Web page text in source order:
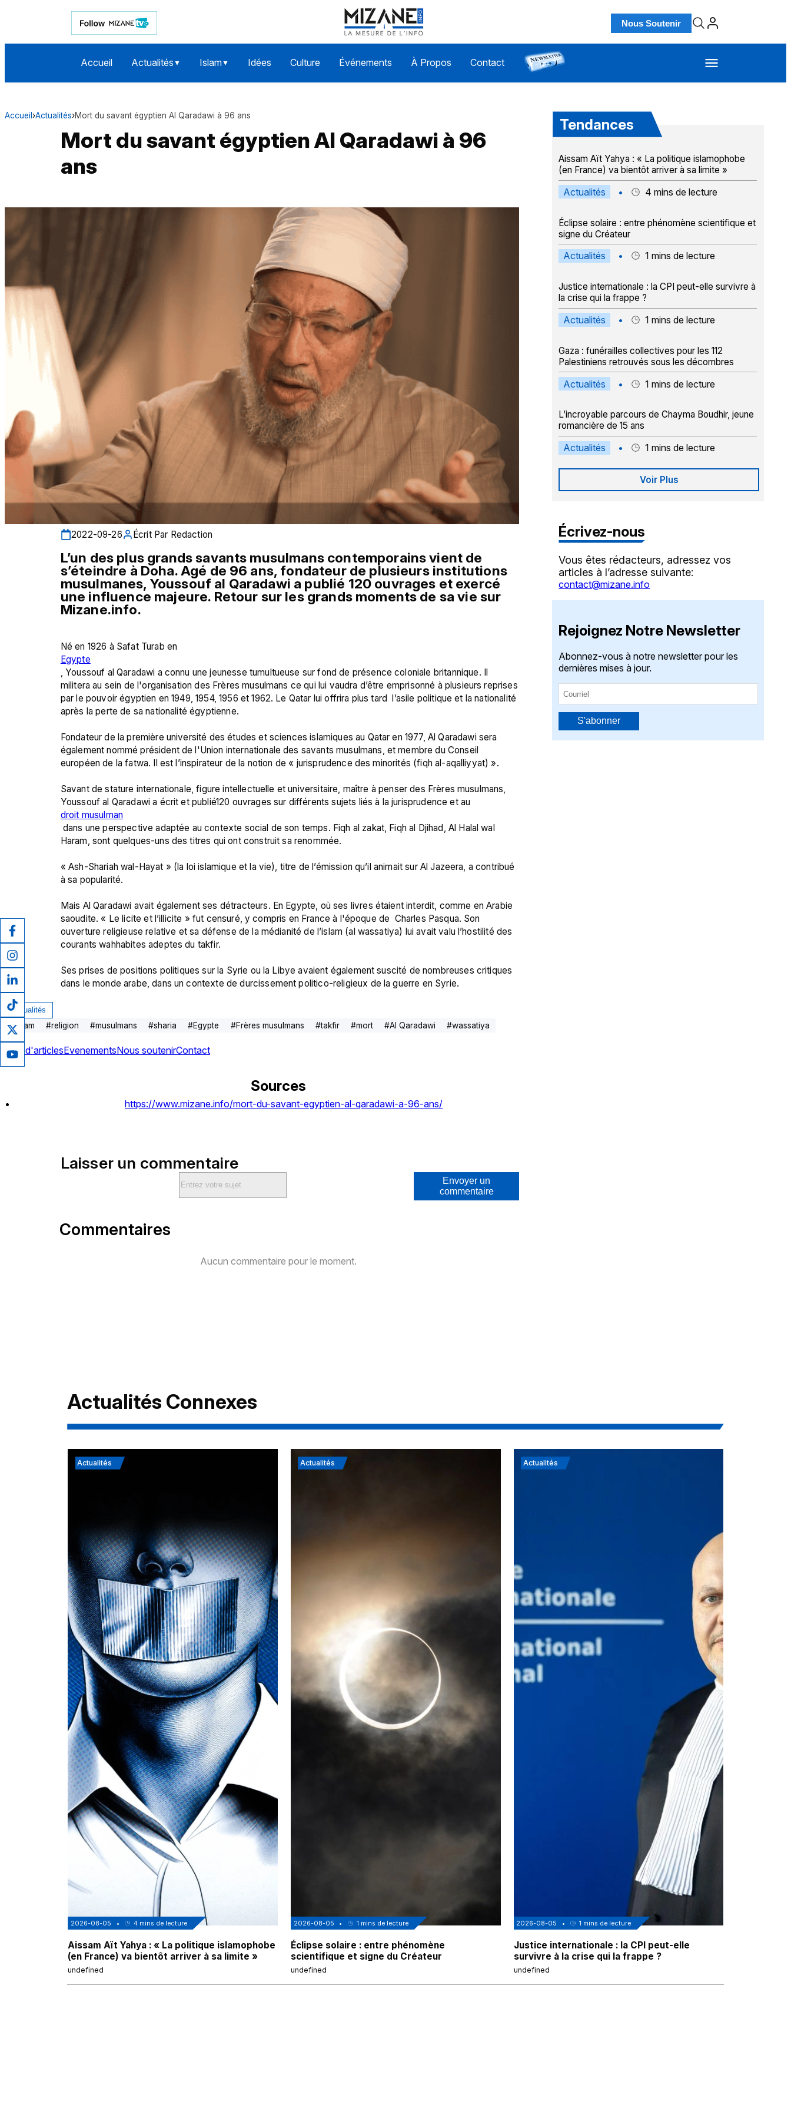
Nous Soutenir
Accueil Actualités ▼ Islam▼ Idées Culture Événements À Propos Contact
Accueil ›Actualités›Mort du savant égyptien Al Qaradawi à 96 ans
Mort du savant égyptien Al Qaradawi à 96
ans
2022-09-26 Écrit Par Redaction
L’un des plus grands savants musulmans contemporains vient de
s’éteindre à Doha. Agé de 96 ans, fondateur de plusieurs institutions
musulmanes, Youssouf al Qaradawi a publié 120 ouvrages et exercé
une influence majeure. Retour sur les grands moments de sa vie sur
Mizane.info.
Né en 1926 à Safat Turab en
Egypte
, Youssouf al Qaradawi a connu une jeunesse tumultueuse sur fond de présence coloniale britannique. Il
militera au sein de l'organisation des Frères musulmans ce qui lui vaudra d’être emprisonné à plusieurs reprises
par le pouvoir égyptien en 1949, 1954, 1956 et 1962. Le Qatar lui offrira plus tard  l’asile politique et la nationalité
après la perte de sa nationalité égyptienne.
Fondateur de la première université des études et sciences islamiques au Qatar en 1977, Al Qaradawi sera
également nommé président de l'Union internationale des savants musulmans, et membre du Conseil
européen de la fatwa. Il est l’inspirateur de la notion de « jurisprudence des minorités (fiqh al-aqalliyyat) ».
Savant de stature internationale, figure intellectuelle et universitaire, maître à penser des Frères musulmans,
Youssouf al Qaradawi a écrit et publié120 ouvrages sur différents sujets liés à la jurisprudence et au
droit musulman
dans une perspective adaptée au contexte social de son temps. Fiqh al zakat, Fiqh al Djihad, Al Halal wal
Haram, sont quelques-uns des titres qui ont construit sa renommée.
« Ash-Shariah wal-Hayat » (la loi islamique et la vie), titre de l’émission qu’il animait sur Al Jazeera, a contribué
à sa popularité.
Mais Al Qaradawi avait également ses détracteurs. En Egypte, où ses livres étaient interdit, comme en Arabie
saoudite. « Le licite et l’illicite » fut censuré, y compris en France à l'époque de  Charles Pasqua. Son
ouverture religieuse relative et sa défense de la médianité de l’islam (al wassatiya) lui avait valu l’hostilité des
courants wahhabites adeptes du takfir.
Ses prises de positions politiques sur la Syrie ou la Libye avaient également suscité de nombreuses critiques
dans le monde arabe, dans un contexte de durcissement politico-religieux de la guerre en Syrie.
Actualités
#islam #religion #musulmans #sharia #Egypte #Frères musulmans #takfir #mort #Al Qaradawi #wassatiya
Plus d'articlesEvenementsNous soutenirContact
Sources
https://www.mizane.info/mort-du-savant-egyptien-al-qaradawi-a-96-ans/
Laisser un commentaire
Envoyer un
commentaire
Commentaires
Aucun commentaire pour le moment.
Tendances
Aissam Aït Yahya : « La politique islamophobe
(en France) va bientôt arriver à sa limite »
Actualités • 4 mins de lecture
Éclipse solaire : entre phénomène scientifique et
signe du Créateur
Actualités • 1 mins de lecture
Justice internationale : la CPI peut-elle survivre à
la crise qui la frappe ?
Actualités • 1 mins de lecture
Gaza : funérailles collectives pour les 112
Palestiniens retrouvés sous les décombres
Actualités • 1 mins de lecture
L’incroyable parcours de Chayma Boudhir, jeune
romancière de 15 ans
Actualités • 1 mins de lecture
Voir Plus
Écrivez-nous
Vous êtes rédacteurs, adressez vos
articles à l’adresse suivante:
contact@mizane.info
Rejoignez Notre Newsletter
Abonnez-vous à notre newsletter pour les
dernières mises à jour.
S'abonner
Actualités Connexes
Actualités
2026-08-05 • 4 mins de lecture
Aissam Aït Yahya : « La politique islamophobe
(en France) va bientôt arriver à sa limite »
undefined
Actualités
2026-08-05 • 1 mins de lecture
Éclipse solaire : entre phénomène
scientifique et signe du Créateur
undefined
Actualités
2026-08-05 • 1 mins de lecture
Justice internationale : la CPI peut-elle
survivre à la crise qui la frappe ?
undefined